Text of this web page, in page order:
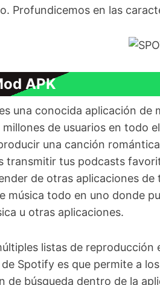
Profundicemos en las
APK
una conocida aplicación de
de usuarios en todo
una canción
transmitir tus podcasts
de otras aplicaciones
música todo en uno donde
u otras aplicaciones.
listas de
Spotify es que permite a
de búsqueda dentro de la